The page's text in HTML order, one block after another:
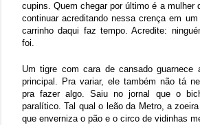
cupins. Quem chegar por último é a mulher
continuar acreditando nessa crença em
carrinho daqui faz tempo. Acredite:
foi.
Um tigre com cara de cansado guarnece
principal. Pra variar, ele também não tá
pra fazer algo. Saiu no jornal que o
paralítico. Tal qual o leão da Metro, a
que enverniza o pão e o circo de vidinhas